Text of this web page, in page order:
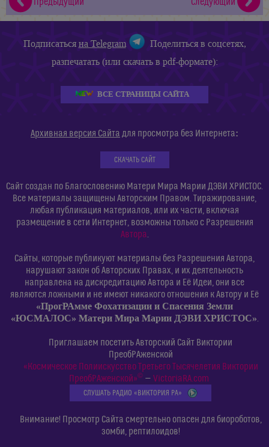
Подписатьсяна Telegram
Поделиться в соцсетях,
разпечатать (или скачать в pdf-формате):
ВСЕ СТРАНИЦЫ САЙТА
Архивная версия Сайта для просмотра без Интернета:
СКАЧАТЬ САЙТ
Сайт создан по Благословению Матери Мира Марии ДЭВИ ХРИСТОС.
Все материалы защищены Авторским Правом. Тиражирование,
любая публикация материалов, или их части, включая
размещение в сети Интернет, возможны только с Разрешения
Автора.
Сайты, которые публикуют материалы без Разрешения Автора,
нарушают закон об Авторских Правах, и их деятельность
направлена на дискредитацию Автора и Её Идеи, они все
являются ложными и не имеют никакого отношения к Автору и Её
«ПрогРАмме Фохатизации и Спасения Земли
«ЮСМАЛОС» Матери Мира Марии ДЭВИ ХРИСТОС».
Приглашаем посетить Авторский Сайт Виктории
ПреобРАженской
«Космическое Полиискусство Третьего Тысячелетия Виктории
ПреобРАженской»©— VictoriaRA.com
СЛУШАТЬ РАДИО «ВИКТОРИЯ РА»
Внимание! Просмотр Сайта смертельно опасен для биороботов,
зомби, рептилоидов!